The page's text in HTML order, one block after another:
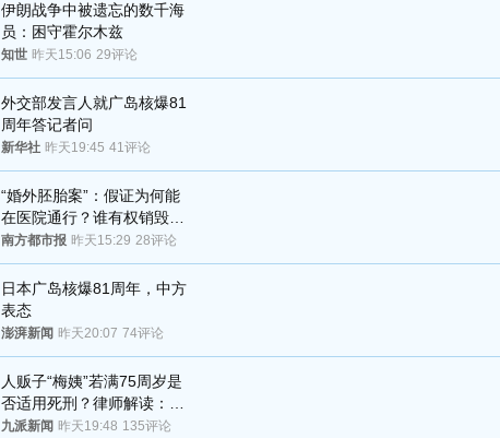
伊朗战争中被遗忘的数千海
员：困守霍尔木兹
知世 昨天15:06 29评论
外交部发言人就广岛核爆81
周年答记者问
新华社 昨天19:45 41评论
“婚外胚胎案”：假证为何能
在医院通行？谁有权销毁胚
胎？
南方都市报 昨天15:29 28评论
日本广岛核爆81周年，中方
表态
澎湃新闻 昨天20:07 74评论
人贩子“梅姨”若满75周岁是
否适用死刑？律师解读：很
大概率不会被判处死刑
九派新闻 昨天19:48 135评论